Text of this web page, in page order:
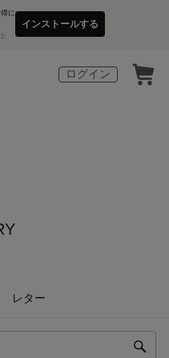
得に
インストールする
ログイン
レター